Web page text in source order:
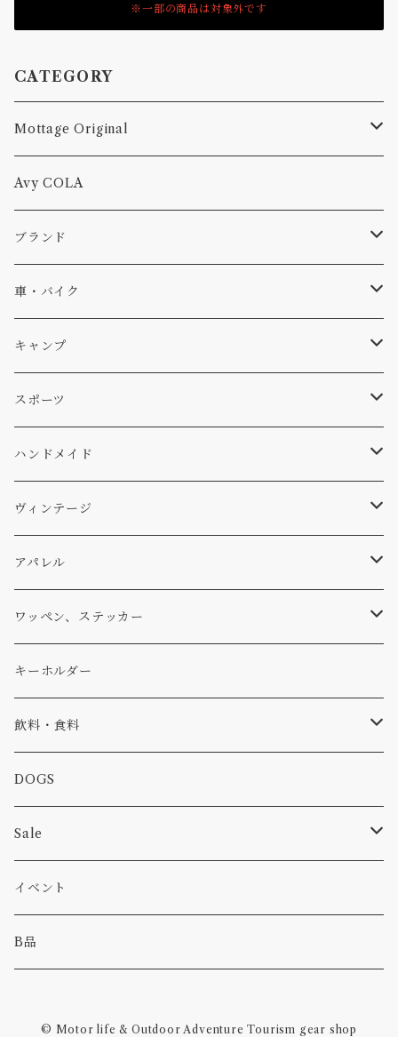
※一部の商品は対象外です
CATEGORY
Mottage Original
Tシャツ
キャップ、ニット
ソックス
雑貨
ステッカー
バッグ
パンツ
パーカー・トレーナー
アウター
コラボ
食品
Avy COLA
ブランド
Db
サーフ
スキー
A-Frame
DOGS
WEAR
Four My Self
Ten
アメリカ軍払い下げ
...mura
車・バイク
車外
マット、シート
エアフレッシュナー
小物
ヘルメット
キャンプ
ファニチャー
キッチン
スリーピング
小物
コーヒー
焚き火
スポーツ
サーフ
スキー
ハンドメイド
ステッカー
ワッペン
小物
ヴィンテージ
ワッペン
ステッカー
小物
バイク
カー
アパレル
Tシャツ
キャップ、ニット
バッグ
小物
パンツ
パーカー・トレーナー
ワッペン、ステッカー
ワッペン
ステッカー
ピン
キーホルダー
飲料・食料
コーヒー
食べ物
DOGS
Sale
カー
キャンプ
イベント
B品
© Motor life & Outdoor Adventure Tourism gear shop